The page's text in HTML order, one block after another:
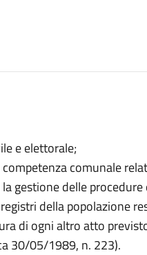
e elettorale;
comunale
gestione delle
della popolazione
di ogni altro atto
30/05/1989, n. 223).